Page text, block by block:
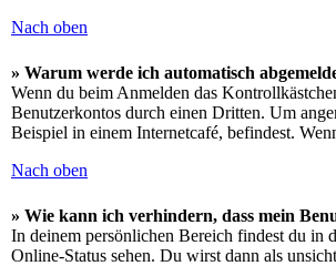
Nach oben
» Warum werde ich automatisch
Wenn du beim Anmelden das
Benutzerkontos durch einen Dritten. Um
Beispiel in einem Internetcafé, befindest.
Nach oben
» Wie kann ich verhindern, dass mein
In deinem persönlichen Bereich findest du in
Online-Status sehen. Du wirst dann als